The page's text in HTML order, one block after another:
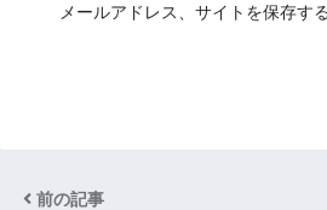
メールアドレス、サイトを保存する
前の記事